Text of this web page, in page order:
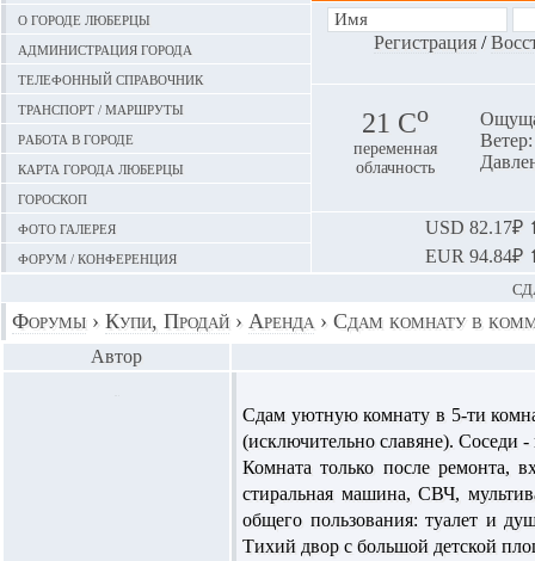
О городе Люберцы
Администрация города
Телефонный справочник
Транспорт / маршруты
Работа в городе
Карта города Люберцы
Гороскоп
Фото галерея
Форум / конференция
Регистрация/
21 Сo
переменная
облачность
USD 82.17₽
EUR 94.84₽
Форумы › Купи, Продай › Аренда› Сдам комнату в
Автор
Сдам уютную комнату в 5-ти
(исключительно славяне). Соседи
Комната только после ремонта,
стиральная машина, СВЧ,
общего пользования: туалет и
Тихий двор с большой детской